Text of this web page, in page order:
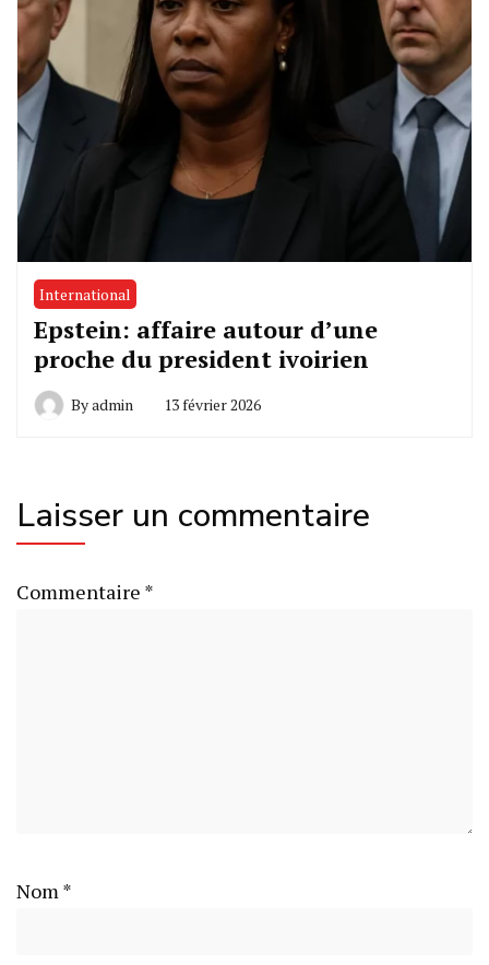
International
Epstein: affaire autour d’une
proche du president ivoirien
Byadmin 13 février 2026
Laisser un commentaire
Commentaire *
Nom *